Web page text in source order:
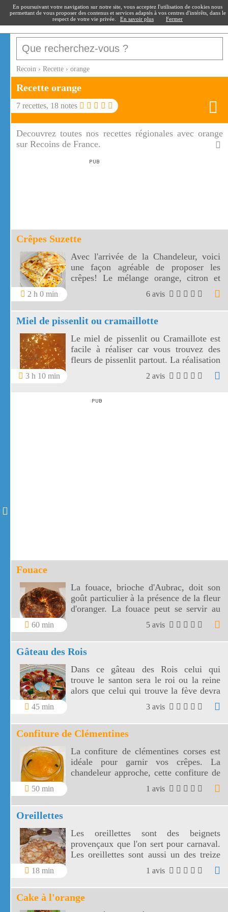
recoin.fr
Recoin › Recette › orange
Recette orange
7 recettes, 18 notes
Decouvrez toutes nos recettes régionales avec orange
sur Recoins de France.
Crêpes Suzette
2 h 0 min
Avec l'arrivée de la Chandeleur, voici
une façon agréable de proposer les
crêpes! Le mélange orange, citron et
Grand Marnier parfume vos crêpes
Suzette. Penser à bien sucrer le fond de
la poêle pour éviter l'acidité des
agrumes.
6 avis
Miel de pissenlit ou cramaillotte
3 h 10 min
Le miel de pissenlit ou Cramaillote est
facile à réaliser car vous trouvez des
fleurs de pissenlit partout. La réalisation
du miel de pissenlit nécessite beaucoup
de travail pour retirer les pétales de
pissenlit est tellement bon et parfumé!
2 avis
Fouace
60 min
La fouace, brioche d'Aubrac, doit son
goût particulier à la présence de la fleur
d'oranger. La fouace peut se servir au
petit déjeuner, au goûter, en dessert.
5 avis
Gâteau des Rois
45 min
Dans ce gâteau des Rois celui qui
trouve le santon sera le roi ou la reine
alors que celui qui trouve la fève devra
payer le prochain gâteau des Rois.
3 avis
Confiture de Clémentines
50 min
La confiture de clémentines corses est
idéale pour garnir vos crêpes. La
chandeleur approche, cette confiture de
clémentines corses sent bon le Sud de la
1 avis
Oreillettes
18 min
Les oreillettes sont des beignets
provençaux que l'on sert pour carnaval.
Les oreillettes sont aussi un des treize
desserts du réveillon de Noël.
1 avis
Cake à l'orange
En poursuivant votre navigation sur notre site, vous acceptez l'utilisation de cookies nous
permettant de vous proposer des contenus et services adaptés à vos centres d'intérêts, dans le
respect de votre vie privée.
En savoir plus Fermer